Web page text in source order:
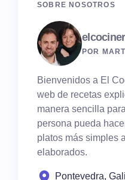
SOBRE NOSOTROS
POR
Bienvenidos a El
web de recetas
manera sencilla
persona pueda
platos más simples
elaborados.
Pontevedra,